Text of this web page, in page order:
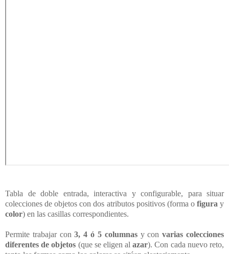
Tabla de doble entrada, interactiva y configurable, para situar
colecciones de objetos con dos atributos positivos (forma o figura y
color) en las casillas correspondientes.
Permite trabajar con3, 4 ó 5 columnasy convarias colecciones
diferentes de objetos (que se eligen alazar). Con cada nuevo reto,